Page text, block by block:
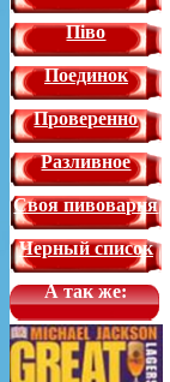
Піво
Поединок
Проверенно
Разливное
Своя пивоварня
Черный список
А так же: